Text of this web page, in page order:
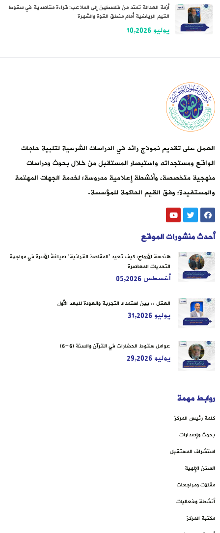
أزمة العدالة تمتد من فلسطين إلى الملاعب: قراءة مقاصدية في سقوط
القيم الرياضية أمام منطق القوة والشهرة
يوليو 10,2026
العمل على تقديم نموذج رائد في الدراسات الشرعية لتلبية حاجات
الواقع ومستجداته واستبصار المستقبل من خلال بحوث ودراسات
منهجية متخصصة، وأنشطة إعلامية مدروسة؛ لخدمة الجهات المهتمة
والمستفيدة؛ وفق القيم الحاكمة للمؤسسة.
أحدث منشورات الموقع
هندسة الأرواح: كيف تُعيد “المقاصدُ القرآنية” صياغةَ الأسرة في مواجهة
التحديات المعاصرة
أغسطس 05,2026
العقل .. بين استمداد التجربة والعودة للبعد الأول
يوليو 31,2026
عوامل سقوط الحضارات في القرآن والسنة (6-6)
يوليو 29,2026
روابط مهمة
كلمة رئيس المركز
بحوث وإصدارات
استشراف المستقبل
السنن الإلهية
مقالات ومراجعات
أنشطة وفعاليات
مكتبة المركز